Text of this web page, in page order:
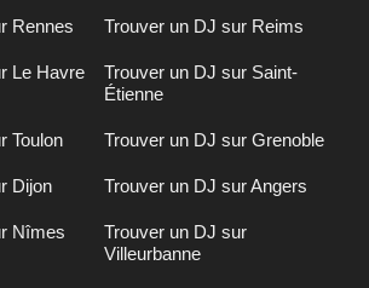
Rennes Trouver un DJ sur Reims
Le Havre
Trouver un DJ sur Saint-
Étienne
Toulon Trouver un DJ sur Grenoble
Dijon Trouver un DJ sur Angers
Nîmes
Trouver un DJ sur
Villeurbanne